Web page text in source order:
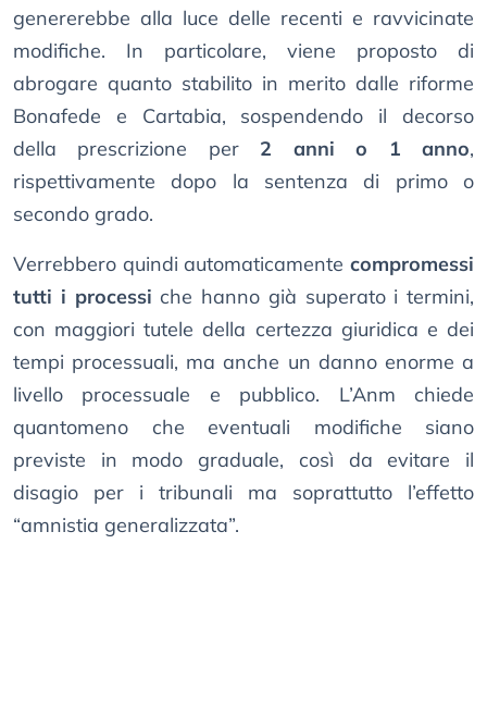
genererebbe alla luce delle recenti e ravvicinate
modifiche. In particolare, viene proposto di
abrogare quanto stabilito in merito dalle riforme
Bonafede e Cartabia, sospendendo il decorso
della prescrizione per 2 anni o 1 anno,
rispettivamente dopo la sentenza di primo o
secondo grado.
Verrebbero quindi automaticamente compromessi
tutti i processi che hanno già superato i termini,
con maggiori tutele della certezza giuridica e dei
tempi processuali, ma anche un danno enorme a
livello processuale e pubblico. L’Anm chiede
quantomeno che eventuali modifiche siano
previste in modo graduale, così da evitare il
disagio per i tribunali ma soprattutto l’effetto
“amnistia generalizzata”.